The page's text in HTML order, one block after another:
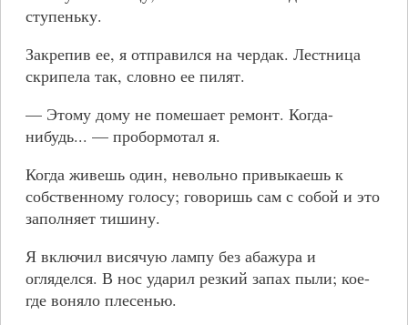
ступеньку.
Закрепив ее, я отправился на чердак. Лестница
скрипела так, словно ее пилят.
— Этому дому не помешает ремонт. Когда-
нибудь... — пробормотал я.
Когда живешь один, невольно привыкаешь к
собственному голосу; говоришь сам с собой и это
заполняет тишину.
Я включил висячую лампу без абажура и
огляделся. В нос ударил резкий запах пыли; кое-
где воняло плесенью.